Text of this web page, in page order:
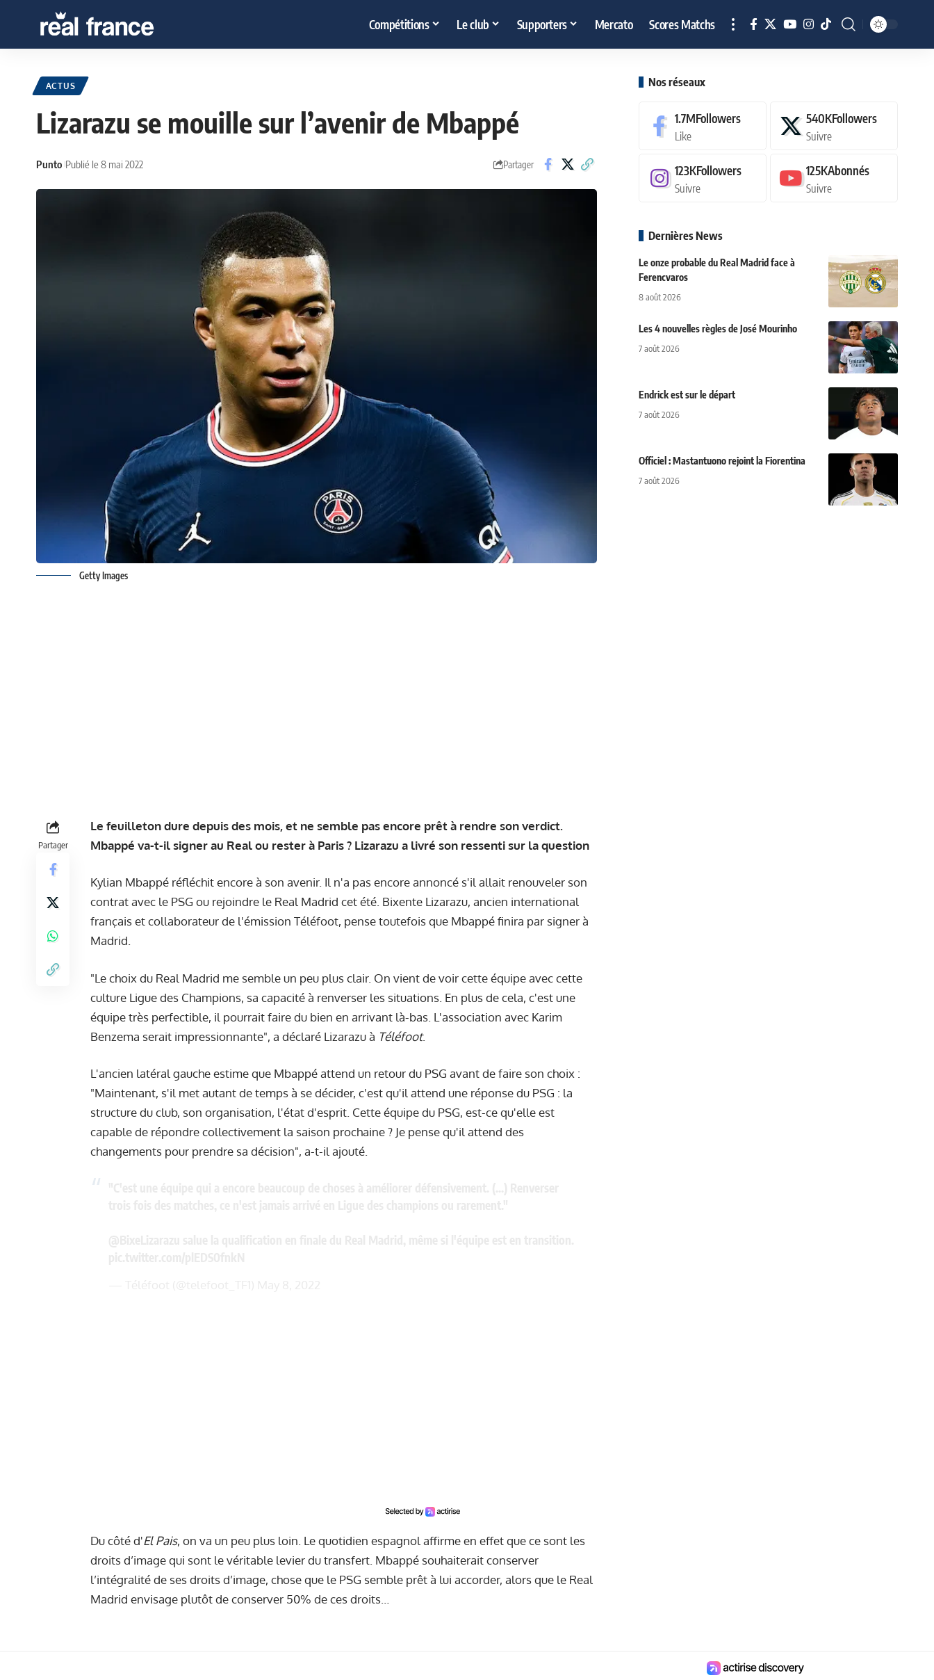
Compétitions Le club Supporters Mercato Scores Matchs
ACTUS
Lizarazu se mouille sur l’avenir de Mbappé
Punto Publié le 8 mai 2022 Partager
Getty Images
Partager
Le feuilleton dure depuis des mois, et ne semble pas encore prêt à rendre son verdict.
Mbappé va-t-il signer au Real ou rester à Paris ? Lizarazu a livré son ressenti sur la question
Kylian Mbappé réfléchit encore à son avenir. Il n'a pas encore annoncé s'il allait renouveler son
contrat avec le PSG ou rejoindre le Real Madrid cet été. Bixente Lizarazu, ancien international
français et collaborateur de l'émission Téléfoot, pense toutefois que Mbappé finira par signer à
Madrid.
"Le choix du Real Madrid me semble un peu plus clair. On vient de voir cette équipe avec cette
culture Ligue des Champions, sa capacité à renverser les situations. En plus de cela, c'est une
équipe très perfectible, il pourrait faire du bien en arrivant là-bas. L'association avec Karim
Benzema serait impressionnante", a déclaré Lizarazu à Téléfoot.
L'ancien latéral gauche estime que Mbappé attend un retour du PSG avant de faire son choix :
"Maintenant, s'il met autant de temps à se décider, c'est qu'il attend une réponse du PSG : la
structure du club, son organisation, l'état d'esprit. Cette équipe du PSG, est-ce qu'elle est
capable de répondre collectivement la saison prochaine ? Je pense qu'il attend des
changements pour prendre sa décision", a-t-il ajouté.
Du côté d'El Pais, on va un peu plus loin. Le quotidien espagnol affirme en effet que ce sont les
droits d’image qui sont le véritable levier du transfert. Mbappé souhaiterait conserver
l’intégralité de ses droits d’image, chose que le PSG semble prêt à lui accorder, alors que le Real
Madrid envisage plutôt de conserver 50% de ces droits…
Nos réseaux
1.7MFollowers
Like
540KFollowers
Suivre
123KFollowers
Suivre
125KAbonnés
Suivre
Dernières News
Le onze probable du Real Madrid face à
Ferencvaros
8 août 2026
Les 4 nouvelles règles de José Mourinho
7 août 2026
Endrick est sur le départ
7 août 2026
Officiel : Mastantuono rejoint la Fiorentina
7 août 2026